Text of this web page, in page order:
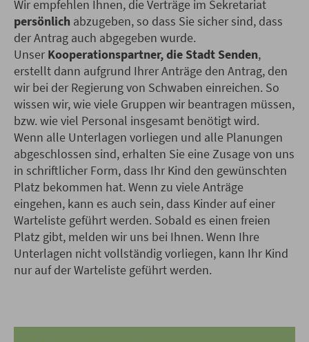
Wir empfehlen Ihnen, die Verträge im Sekretariat
persönlich abzugeben, so dass Sie sicher sind, dass
der Antrag auch abgegeben wurde.
Unser Kooperationspartner, die Stadt Senden,
erstellt dann aufgrund Ihrer Anträge den Antrag, den
wir bei der Regierung von Schwaben einreichen. So
wissen wir, wie viele Gruppen wir beantragen müssen,
bzw. wie viel Personal insgesamt benötigt wird.
Wenn alle Unterlagen vorliegen und alle Planungen
abgeschlossen sind, erhalten Sie eine Zusage von uns
in schriftlicher Form, dass Ihr Kind den gewünschten
Platz bekommen hat. Wenn zu viele Anträge
eingehen, kann es auch sein, dass Kinder auf einer
Warteliste geführt werden. Sobald es einen freien
Platz gibt, melden wir uns bei Ihnen. Wenn Ihre
Unterlagen nicht vollständig vorliegen, kann Ihr Kind
nur auf der Warteliste geführt werden.